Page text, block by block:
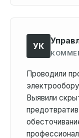
УК
Проводили
Выявили